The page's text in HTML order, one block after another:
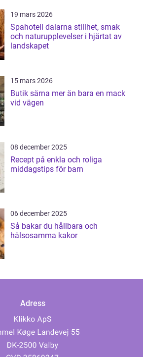
19 mars 2026
Spahotell dalarna stillhet, smak
och naturupplevelser i hjärtat av
landskapet
15 mars 2026
Butik särna mer än bara en mack
vid vägen
08 december 2025
Recept på enkla och roliga
middagstips för barn
06 december 2025
Så bakar du hållbara och
hälsosamma kakor
Adress